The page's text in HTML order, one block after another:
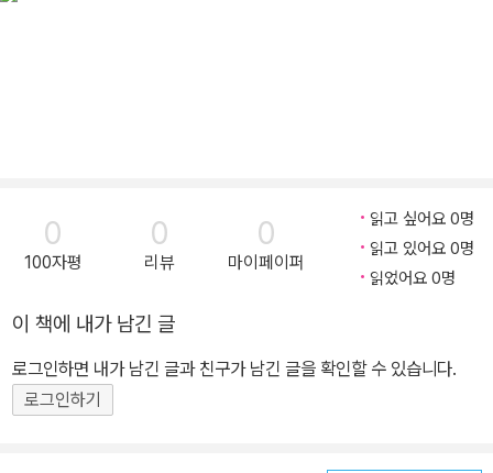
0
100자평
0
리뷰
0
마이페이퍼
읽고 싶어요 0명
읽고 있어요 0명
읽었어요 0명
이 책에 내가 남긴 글
로그인하면 내가 남긴 글과 친구가 남긴 글을 확인할 수 있습니다.
로그인하기